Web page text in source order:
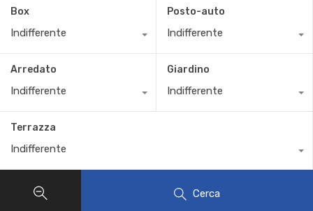
Box
Indifferente
Posto-auto
Indifferente
Arredato
Indifferente
Giardino
Indifferente
Terrazza
Indifferente
Cerca